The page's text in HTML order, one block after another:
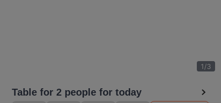
1/3
Table for 2 people for today